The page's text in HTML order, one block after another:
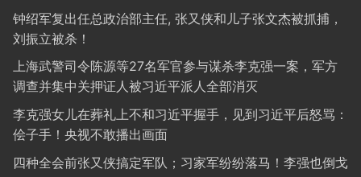
钟绍军复出任总政治部主任, 张又侠和儿子张文杰被抓捕，
刘振立被杀！
上海武警司令陈源等27名军官参与谋杀李克强一案，军方
调查并集中关押证人被习近平派人全部消灭
李克强女儿在葬礼上不和习近平握手，见到习近平后怒骂：
侩子手！央视不敢播出画面
四种全会前张又侠搞定军队；习家军纷纷落马！李强也倒戈